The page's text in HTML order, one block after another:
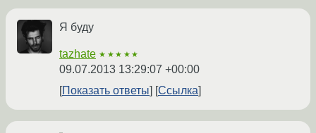
Я буду
tazhate ★★★★★
09.07.2013 13:29:07 +00:00
Показать ответы
Ссылка